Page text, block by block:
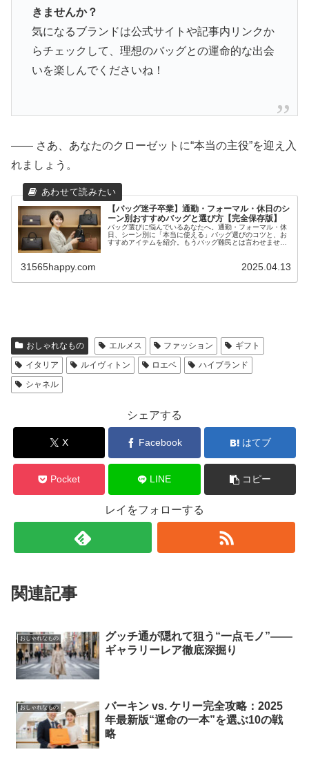
きませんか？
気になるブランドは公式サイトや記事内リンクか
らチェックして、理想のバッグとの運命的な出会
いを楽しんでくださいね！
―― さあ、あなたのクローゼットに“本当の主役”を迎え入
れましょう。
【バッグ迷子卒業】通勤・フォーマル・休日のシ
ーン別おすすめバッグと選び方【完全保存版】
バッグ選びに悩んでいるあなたへ。通勤・フォーマル・休
日、シーン別に「本当に使える」バッグ選びのコツと、お
すすめアイテムを紹介。もうバッグ難民とは言わせませ
31565happy.com 2025.04.13
おしゃれなもの エルメス ファッション
ギフト
イタリア
ルイヴィトン ロエベ
ハイブランド
シャネル
シェアする
X Facebook はてブ
Pocket LINE コピー
レイをフォローする
関連記事
おしゃれなもの
グッチ通が隠れて狙う“一点モノ”——
ギャラリーレア徹底深掘り
おしゃれなもの
バーキン vs. ケリー完全攻略：2025
年最新版“運命の一本”を選ぶ10の戦
略